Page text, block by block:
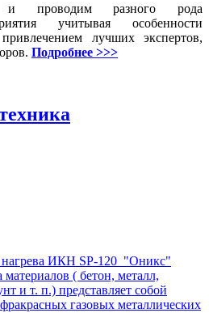
и проводим разного рода
учитывая особенности
лучших экспертов,
Подробнее >>>
нагрева ИКН SP-120 "Оникс"
материалов ( бетон, металл,
и т. п.) представляет собой
газовых металлических